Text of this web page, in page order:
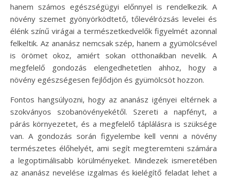
hanem számos egészségügyi előnnyel is rendelkezik. A
növény szemet gyönyörködtető, tőlevélrózsás levelei és
élénk színű virágai a természetkedvelők figyelmét azonnal
felkeltik. Az ananász nemcsak szép, hanem a gyümölcsével
is örömet okoz, amiért sokan otthonaikban nevelik. A
megfelelő gondozás elengedhetetlen ahhoz, hogy a
növény egészségesen fejlődjön és gyümölcsöt hozzon.
Fontos hangsúlyozni, hogy az ananász igényei eltérnek a
szokványos szobanövényekétől. Szereti a napfényt, a
párás környezetet, és a megfelelő táplálásra is szüksége
van. A gondozás során figyelembe kell venni a növény
természetes élőhelyét, ami segít megteremteni számára
a legoptimálisabb körülményeket. Mindezek ismeretében
az ananász nevelése izgalmas és kielégítő feladat lehet a